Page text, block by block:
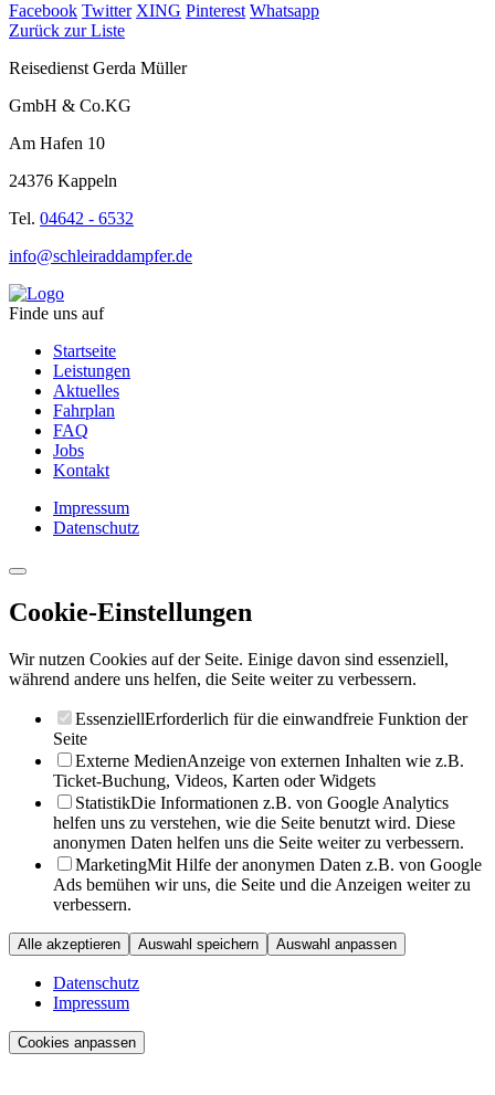
Facebook Twitter XING Pinterest Whatsapp
Zurück zur Liste
Reisedienst Gerda Müller
GmbH & Co.KG
Am Hafen 10
24376 Kappeln
Tel. 04642 - 6532
info@schleiraddampfer.de
Finde uns auf
Startseite
Leistungen
Aktuelles
Fahrplan
FAQ
Jobs
Kontakt
Impressum
Datenschutz
Cookie-Einstellungen
Wir nutzen Cookies auf der Seite. Einige davon sind essenziell,
während andere uns helfen, die Seite weiter zu verbessern.
EssenziellErforderlich für die einwandfreie Funktion der
Seite
Externe MedienAnzeige von externen Inhalten wie z.B.
Ticket-Buchung, Videos, Karten oder Widgets
StatistikDie Informationen z.B. von Google Analytics
helfen uns zu verstehen, wie die Seite benutzt wird. Diese
anonymen Daten helfen uns die Seite weiter zu verbessern.
MarketingMit Hilfe der anonymen Daten z.B. von Google
Ads bemühen wir uns, die Seite und die Anzeigen weiter zu
verbessern.
Alle akzeptieren Auswahl speichern Auswahl anpassen
Datenschutz
Impressum
Cookies anpassen